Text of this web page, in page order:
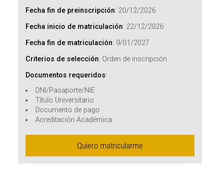
Fecha fin de preinscripción: 20/12/2026
Fecha inicio de matriculación: 22/12/2026
Fecha fin de matriculación: 9/01/2027
Criterios de selección: Orden de inscripción.
Documentos requeridos:
DNI/Pasaporte/NIE
Título Universitario
Documento de pago
Acreditación Académica
Quiero matricularme